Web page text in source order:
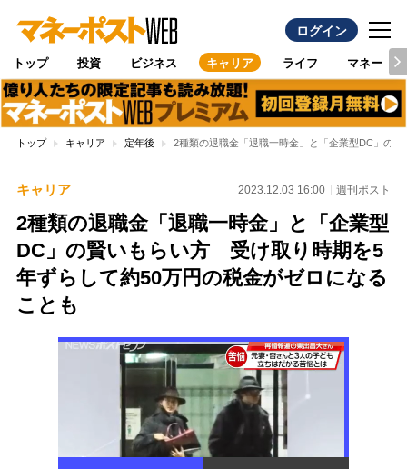
ログイン
トップ 投資 ビジネス キャリア ライフ マネー
トップ キャリア 定年後 2種類の退職金「退職一時金」と「企業型DC」の
キャリア 2023.12.03 16:00 週刊ポスト
2種類の退職金「退職一時金」と「企業型
DC」の賢いもらい方 受け取り時期を5
年ずらして約50万円の税金がゼロになる
ことも